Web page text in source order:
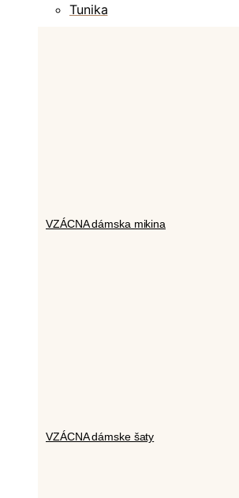
Tunika
VZÁCNA dámska mikina
VZÁCNA dámske šaty